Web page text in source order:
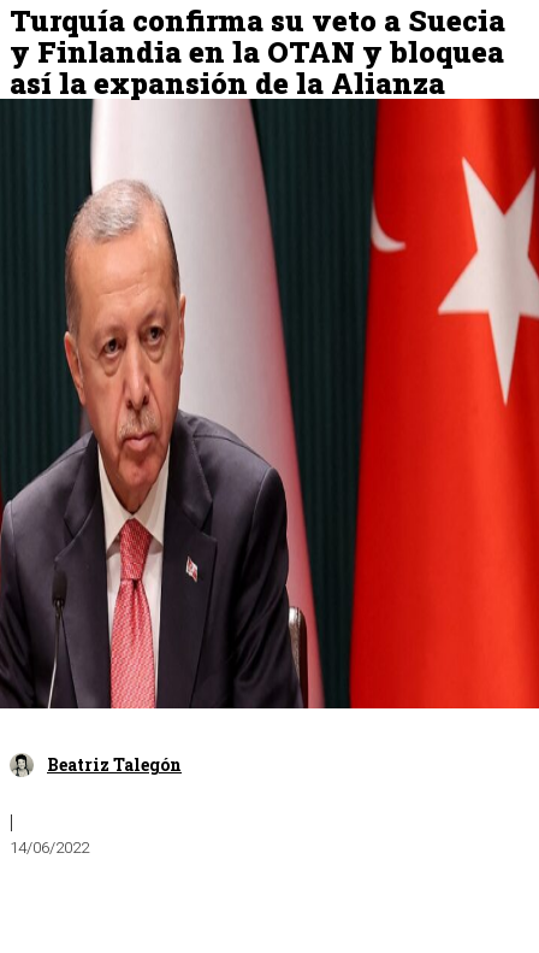
Turquía confirma su veto a Suecia
y Finlandia en la OTAN y bloquea
así la expansión de la Alianza
Beatriz Talegón
|
14/06/2022